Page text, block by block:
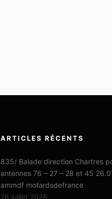
ARTICLES RÉCENTS
835/ Balade direction Chartres
antennes 76 – 27 – 28 et 45
ammdf motardsdefrance
26 juillet 2026